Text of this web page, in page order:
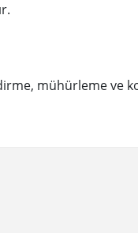
mühürleme ve